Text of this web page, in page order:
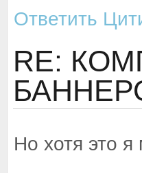
Ответить
RE:
Но хотя это я